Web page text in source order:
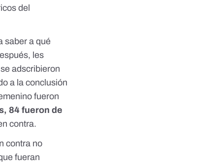
del
saber a qué
les
adscribieron
a la conclusión
fueron
84 fueron de
contra.
contra no
fueran